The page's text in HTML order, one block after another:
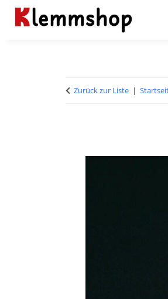
Zurück zur Liste